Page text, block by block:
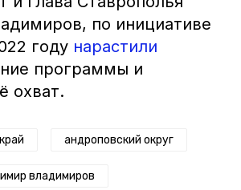
по инициативе
году нарастили
программы и
охват.
андроповский округ
владимиров